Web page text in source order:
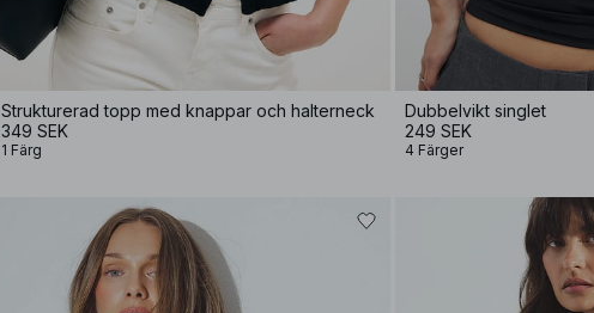
Strukturerad topp med knappar och halterneck
349 SEK
1 Färg
Dubbelvikt singlet
249 SEK
4 Färger